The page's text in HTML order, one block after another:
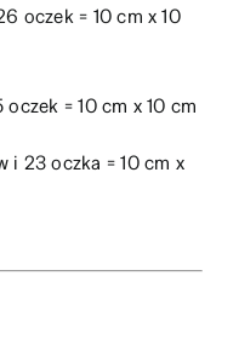
oczek = 10 cm x 10
= 10 cm x 10 cm
i 23 oczka = 10 cm x